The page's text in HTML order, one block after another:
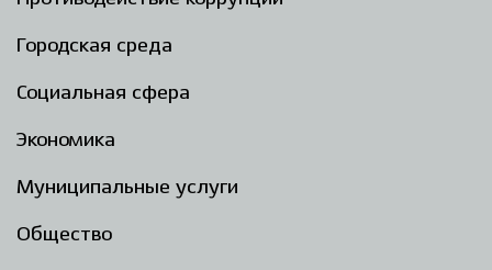
Городская среда
Социальная сфера
Экономика
Муниципальные услуги
Общество